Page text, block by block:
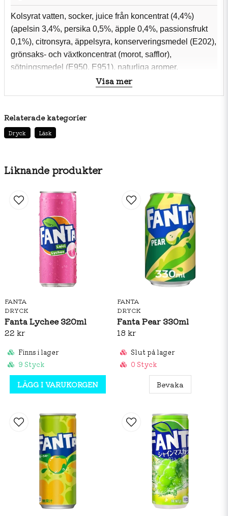
Liknande produkter
FANTA
DRYCK
Fanta Lychee 320ml
22 kr
Finns i lager
9 Styck
LÄGG I VARUKORGEN
FANTA
DRYCK
Fanta Pear 330ml
18 kr
Slut på lager
0 Styck
Bevaka
Kolsyrat vatten, socker, juice från koncentrat (4,4%)
(apelsin 3,4%, persika 0,5%, äpple 0,4%, passionsfrukt
0,1%), citronsyra, äppelsyra, konserveringsmedel (E202),
grönsaks- och växtkoncentrat (morot, safflor),
sötningsmedel (E950, E951), naturliga aromer,
stabiliseringsmedel (E445, E412). Innehåller en
Näringsinnehåll per 100ml:
Energi 112kJ/26kcal
Kolhydrater 6,4g
Protein 0g
Salt 0g
Visa mer
Relaterade kategorier
Dryck Läsk